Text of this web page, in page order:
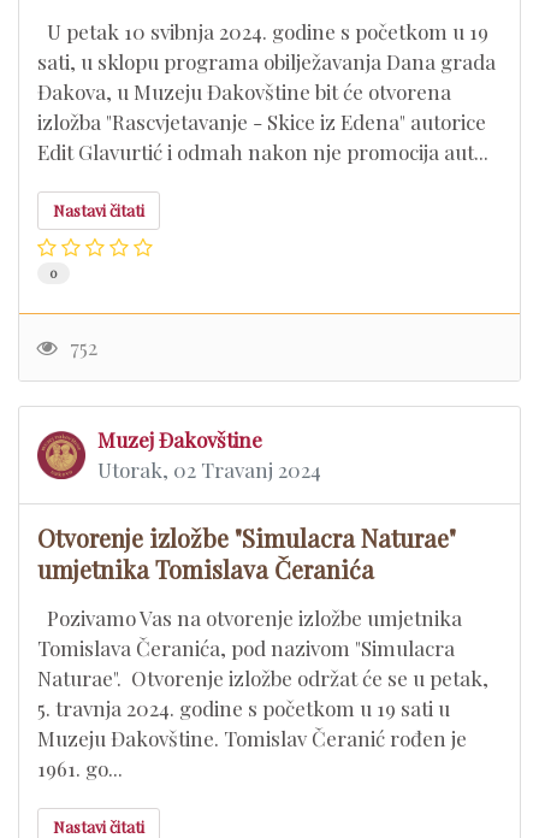
U petak 10 svibnja 2024. godine s početkom u 19
sati, u sklopu programa obilježavanja Dana grada
Đakova, u Muzeju Đakovštine bit će otvorena
izložba "Rascvjetavanje - Skice iz Edena" autorice
Edit Glavurtić i odmah nakon nje promocija aut...
Nastavi čitati
0
752
Muzej Đakovštine
Utorak, 02 Travanj 2024
Otvorenje izložbe "Simulacra Naturae"
umjetnika Tomislava Čeranića
Pozivamo Vas na otvorenje izložbe umjetnika
Tomislava Čeranića, pod nazivom "Simulacra
Naturae". Otvorenje izložbe održat će se u petak,
5. travnja 2024. godine s početkom u 19 sati u
Muzeju Đakovštine. Tomislav Čeranić rođen je
1961. go...
Nastavi čitati